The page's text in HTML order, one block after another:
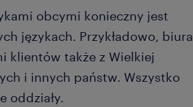
obcymi konieczny jest
językach. Przykładowo, biura
klientów także z Wielkiej
i innych państw. Wszystko
oddziały.